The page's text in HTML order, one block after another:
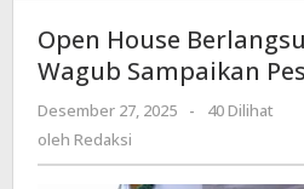
Open House
Wagub Sampaikan
Desember 27, 2025
oleh
-
40 Dilihat
oleh Redaksi